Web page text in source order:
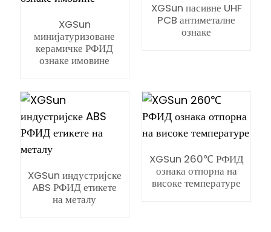
XGSun
минијатуризоване
керамичке РФИД
ознаке имовине
XGSun пасивне UHF
PCB антиметалне
ознаке
XGSun индустријске
ABS РФИД етикете
на металу
XGSun 260℃ РФИД
ознака отпорна на
високе температуре